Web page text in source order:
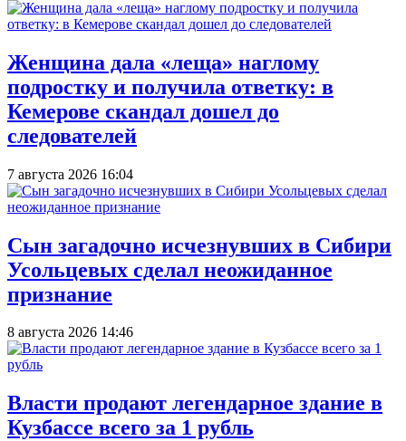
Женщина дала «леща» наглому
подростку и получила ответку: в
Кемерове скандал дошел до
следователей
7 августа 2026 16:04
Сын загадочно исчезнувших в Сибири
Усольцевых сделал неожиданное
признание
8 августа 2026 14:46
Власти продают легендарное здание в
Кузбассе всего за 1 рубль